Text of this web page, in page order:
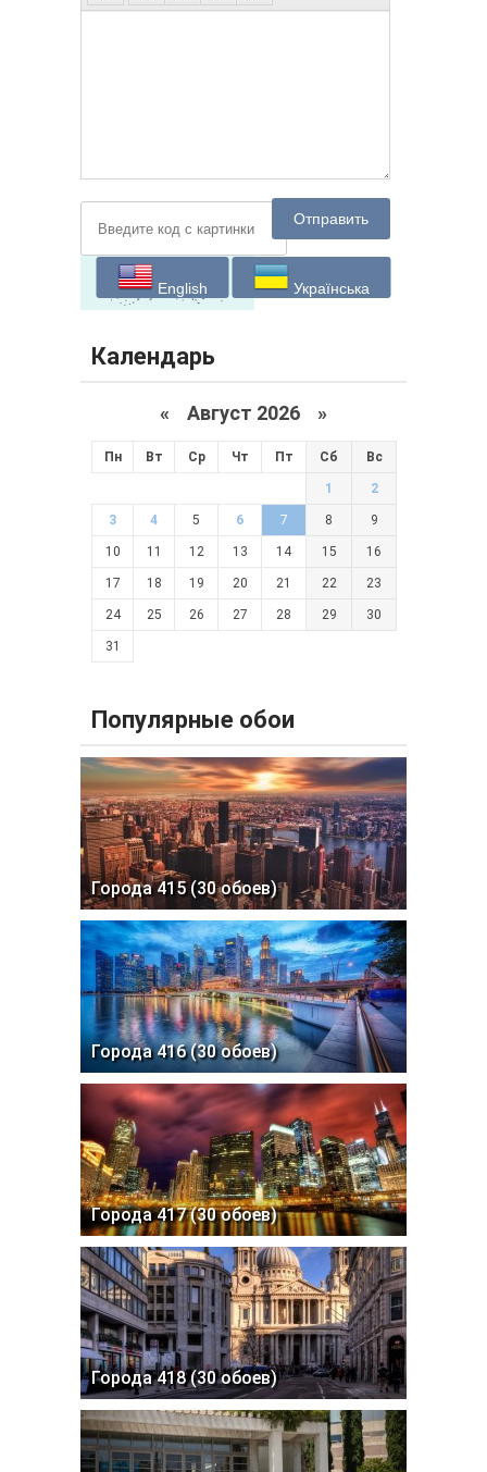
Отправить
English Українська
Календарь
« Август 2026 »
Пн Вт Ср Чт Пт Сб Вс
1 2
3 4 5 6 7 8 9
10 11 12 13 14 15 16
17 18 19 20 21 22 23
24 25 26 27 28 29 30
31
Популярные обои
Города 415 (30 обоев)
Города 416 (30 обоев)
Города 417 (30 обоев)
Города 418 (30 обоев)